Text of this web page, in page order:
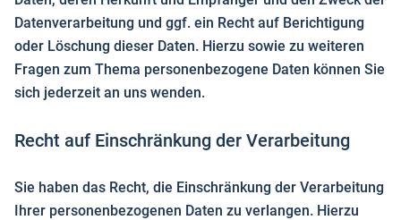
Datenverarbeitung und ggf. ein Recht auf Berichtigung
oder Löschung dieser Daten. Hierzu sowie zu weiteren
Fragen zum Thema personenbezogene Daten können Sie
sich jederzeit an uns wenden.
Recht auf Einschränkung der Verarbeitung
Sie haben das Recht, die Einschränkung der Verarbeitung
Ihrer personenbezogenen Daten zu verlangen. Hierzu